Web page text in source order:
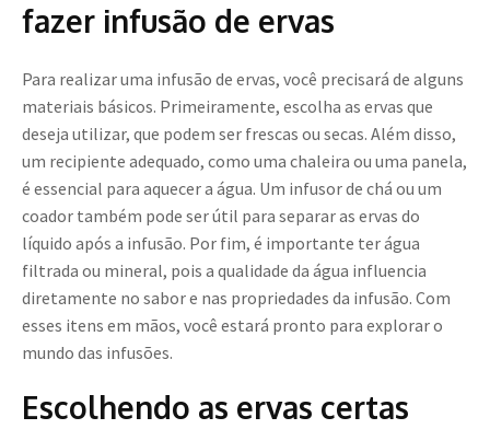
fazer infusão de ervas
Para realizar uma infusão de ervas, você precisará de alguns
materiais básicos. Primeiramente, escolha as ervas que
deseja utilizar, que podem ser frescas ou secas. Além disso,
um recipiente adequado, como uma chaleira ou uma panela,
é essencial para aquecer a água. Um infusor de chá ou um
coador também pode ser útil para separar as ervas do
líquido após a infusão. Por fim, é importante ter água
filtrada ou mineral, pois a qualidade da água influencia
diretamente no sabor e nas propriedades da infusão. Com
esses itens em mãos, você estará pronto para explorar o
mundo das infusões.
Escolhendo as ervas certas